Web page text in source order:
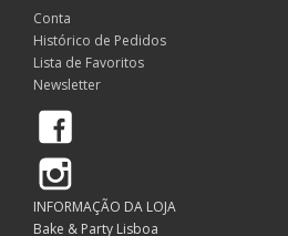
Conta
Histórico de Pedidos
Lista de Favoritos
Newsletter
INFORMAÇÃO DA LOJA
Bake & Party Lisboa